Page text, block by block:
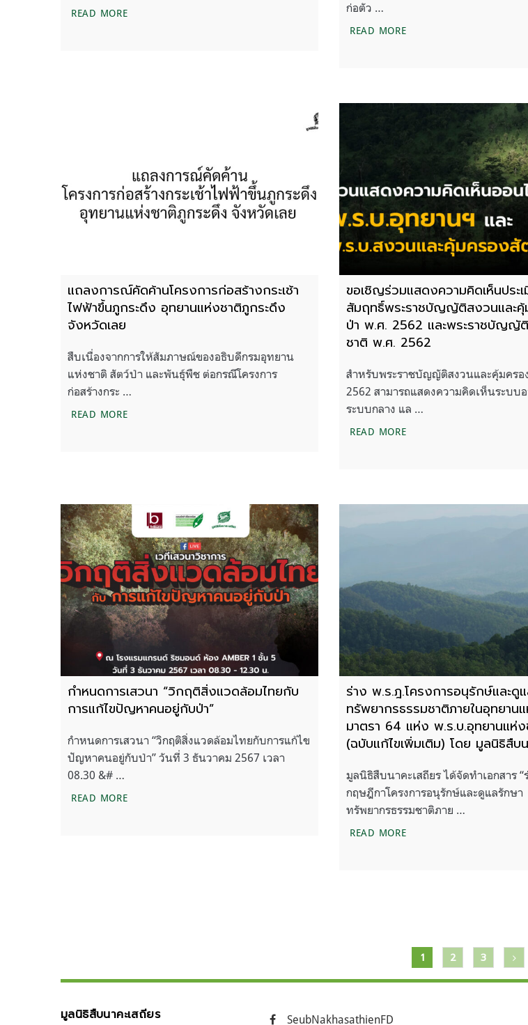
READ MOREคลองวังโตนด : ความคลาดเคลื่อนของข้อมูลวิชาการกับอนาคตผืนป่าเขาสิบห้าชั้น
ก่อตัว …
READ MORE‘กระเช้าไฟฟ้าภูกระดึง’ ว่
แถลงการณ์คัดค้านโครงการก่อสร้างกระเช้า
ไฟฟ้าขึ้นภูกระดึง อุทยานแห่งชาติภูกระดึง
จังหวัดเลย
สืบเนื่องจากการให้สัมภาษณ์ของอธิบดีกรมอุทยาน
แห่งชาติ สัตว์ป่า และพันธุ์พืช ต่อกรณีโครงการ
ก่อสร้างกระ …
READ MOREแถลงการณ์คัดค้านโครงการก่อสร้างกระเช้าไฟฟ้าขึ้นภูกระดึง อุทยานแห่งชาติภูกระดึง จังหวัด
ขอเชิญร่วมแสดงความคิดเห็นประ
สัมฤทธิ์พระราชบัญญัติสงวนและ
ป่า พ.ศ. 2562 และพระราชบัญญั
ชาติ พ.ศ. 2562
สำหรับพระราชบัญญัติสงวนและคุ้มครอ
2562 สามารถแสดงความคิดเห็นระบบ
ระบบกลาง แล …
READ MOREขอเชิญร่วมแสดงความคิด
กำหนดการเสวนา “วิกฤติสิ่งแวดล้อมไทยกับ
การแก้ไขปัญหาคนอยู่กับป่า”
กำหนดการเสวนา “วิกฤติสิ่งแวดล้อมไทยกับการแก้ไข
ปัญหาคนอยู่กับป่า” วันที่ 3 ธันวาคม 2567 เวลา
08.30 &# …
READ MOREกำหนดการเสวนา “วิกฤติสิ่งแวดล้อมไทยกับการแก้ไขปัญหาคนอยู่กับป่า”
ร่าง พ.ร.ฎ.โครงการอนุรักษ์และดู
ทรัพยากรธรรมชาติภายในอุทยาน
มาตรา 64 แห่ง พ.ร.บ.อุทยานแห่
(ฉบับแก้ไขเพิ่มเติม) โดย มูลนิธิสืบ
มูลนิธิสืบนาคะเสถียร ได้จัดทำเอกสาร “
กฤษฎีกาโครงการอนุรักษ์และดูแลรักษา
ทรัพยากรธรรมชาติภาย …
READ MOREร่าง พ.ร.ฎ.โครงการอนุรัก
เรื่อง
1 2 3
มูลนิธิสืบนาคะเสถียร SeubNakhasathienFD